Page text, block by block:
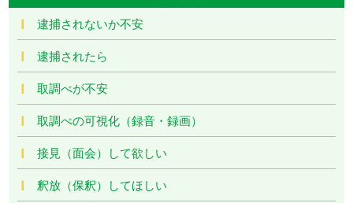
逮捕されないか不安
逮捕されたら
取調べが不安
取調べの可視化（録音・録画）
接見（面会）して欲しい
釈放（保釈）してほしい